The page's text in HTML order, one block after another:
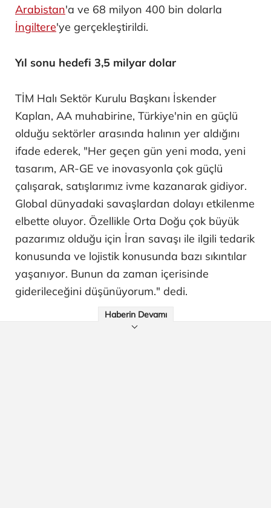
Arabistan'a ve 68 milyon 400 bin dolarla
İngiltere'ye gerçekleştirildi.
Yıl sonu hedefi 3,5 milyar dolar
TİM Halı Sektör Kurulu Başkanı İskender
Kaplan, AA muhabirine, Türkiye'nin en güçlü
olduğu sektörler arasında halının yer aldığını
ifade ederek, "Her geçen gün yeni moda, yeni
tasarım, AR-GE ve inovasyonla çok güçlü
çalışarak, satışlarımız ivme kazanarak gidiyor.
Global dünyadaki savaşlardan dolayı etkilenme
elbette oluyor. Özellikle Orta Doğu çok büyük
pazarımız olduğu için İran savaşı ile ilgili tedarik
konusunda ve lojistik konusunda bazı sıkıntılar
yaşanıyor. Bunun da zaman içerisinde
giderileceğini düşünüyorum." dedi.
Haberin Devamı